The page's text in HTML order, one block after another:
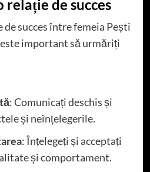
de succes
de succes între femeia Pești
important să urmăriți
: Comunicați deschis și
și neînțelegerile.
: Înțelegeți și acceptați
și comportament.